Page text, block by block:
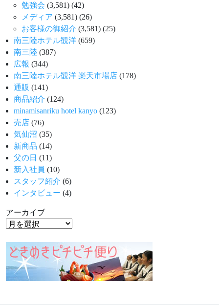
勉強会 (3,581) (42)
メディア (3,581) (26)
お客様の御紹介 (3,581) (25)
南三陸ホテル観洋 (659)
南三陸 (387)
広報 (344)
南三陸ホテル観洋 楽天市場店 (178)
通販 (141)
商品紹介 (124)
minamisanriku hotel kanyo (123)
売店 (76)
気仙沼 (35)
新商品 (14)
父の日 (11)
新入社員 (10)
スタッフ紹介 (6)
インタビュー (4)
アーカイブ